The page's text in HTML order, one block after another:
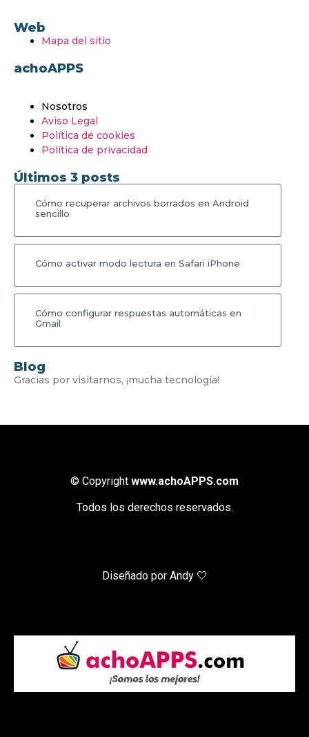
Web
Mapa del sitio
achoAPPS
Nosotros
Aviso Legal
Política de cookies
Política de privacidad
Últimos 3 posts
Cómo recuperar archivos borrados en Android
sencillo
Cómo activar modo lectura en Safari iPhone
Cómo configurar respuestas automáticas en
Gmail
Blog
Gracias por visitarnos, ¡mucha tecnología!
© Copyright www.achoAPPS.com
Todos los derechos reservados.
Diseñado por Andy 🤍